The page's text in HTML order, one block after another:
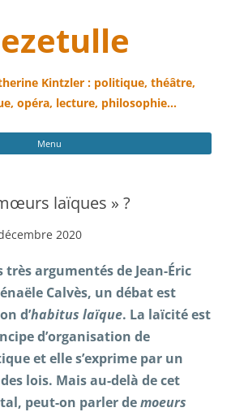
Kintzler : politique, théâtre,
opéra, lecture, philosophie…
Menu
laïques » ?
2020
très argumentés de Jean-Éric
Calvès, un débat est
d’habitus laïque. La laïcité est
d’organisation de
et elle s’exprime par un
lois. Mais au-delà de cet
peut-on parler demoeurs